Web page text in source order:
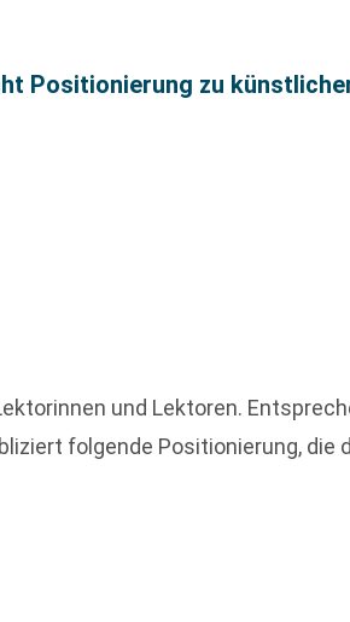
Positionierung zu
und Lektoren.
folgende Positionierung,